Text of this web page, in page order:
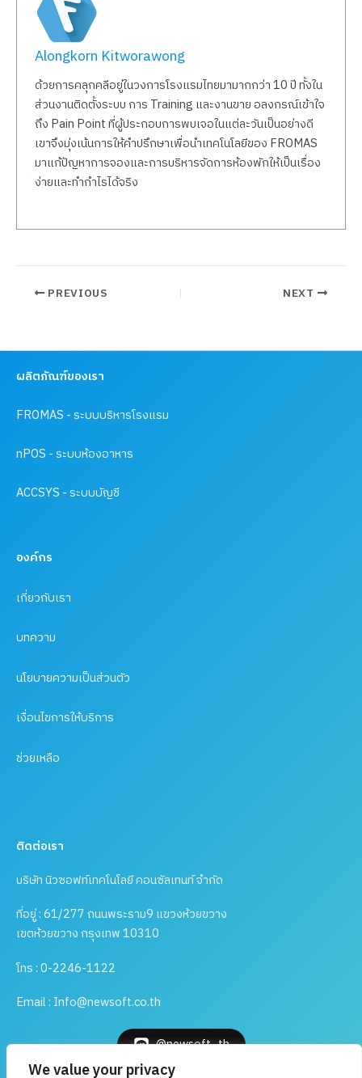
We value your privacy
Alongkorn Kitworawong
ด้วยการคลุกคลีอยู่ในวงการโรงแรมไทยมามากกว่า 10 ปี ทั้งใน
ส่วนงานติดตั้งระบบ การ Training และงานขาย อลงกรณ์เข้าใจ
ถึง Pain Point ที่ผู้ประกอบการพบเจอในแต่ละวันเป็นอย่างดี
เขาจึงมุ่งเน้นการให้คำปรึกษาเพื่อนำเทคโนโลยีของ FROMAS
มาแก้ปัญหาการจองและการบริหารจัดการห้องพักให้เป็นเรื่อง
ง่ายและทำกำไรได้จริง
PREVIOUS NEXT
ผลิตภัณฑ์ของเรา
FROMAS - ระบบบริหารโรงแรม
nPOS - ระบบห้องอาหาร
ACCSYS - ระบบบัญชี
องค์กร
เกี่ยวกับเรา
บทความ
นโยบายความเป็นส่วนตัว
เงื่อนไขการให้บริการ
ช่วยเหลือ
ติดต่อเรา
บริษัท นิวซอฟท์เทคโนโลยี คอนซัลเทนท์ จำกัด
ที่อยู่ : 61/277 ถนนพระราม9 แขวงห้วยขวาง
เขตห้วยขวาง กรุงเทพ 10310
โทร : 0-2246-1122
Email : Info@newsoft.co.th
@newsoft_th